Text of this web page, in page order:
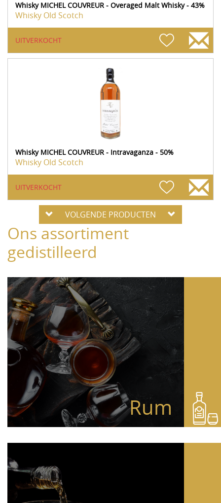
Whisky MICHEL COUVREUR - Overaged Malt Whisky - 43%
Whisky Old Scotch
UITVERKOCHT
Whisky MICHEL COUVREUR - Intravaganza - 50%
Whisky Old Scotch
UITVERKOCHT
VOLGENDE PRODUCTEN
Ons assortiment
gedistilleerd
Rum